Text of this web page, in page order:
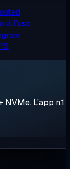
all'uso
NVMe. L'app n.1